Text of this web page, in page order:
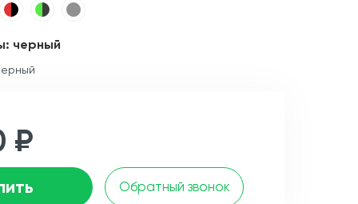
черный
₽
Обратный звонок